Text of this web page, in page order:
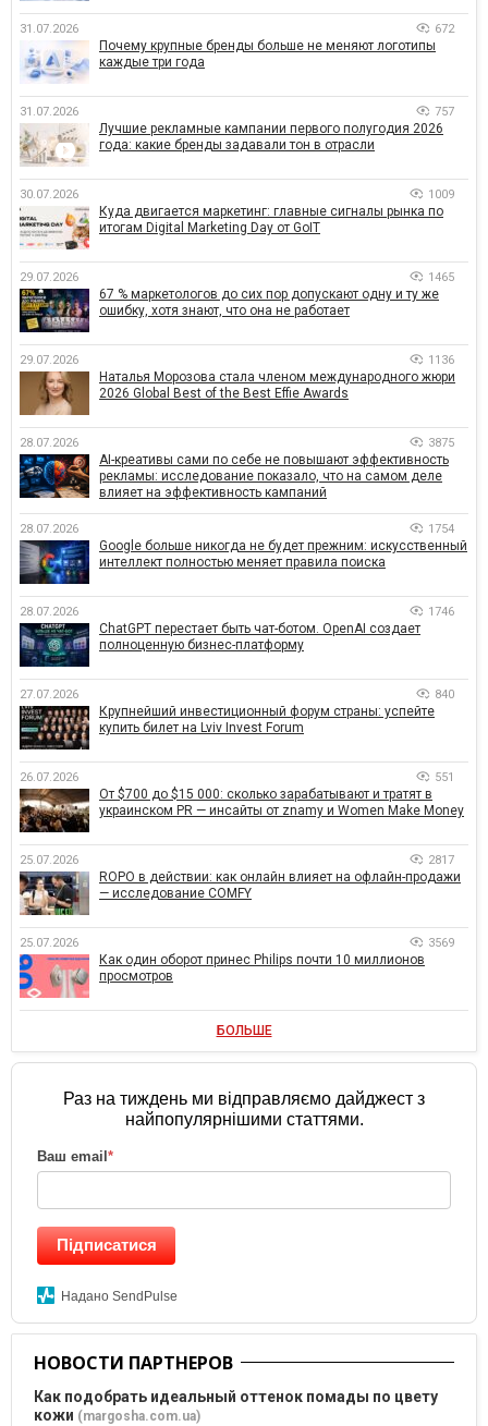
31.07.2026 672
Почему крупные бренды больше не меняют логотипы
каждые три года
31.07.2026 757
Лучшие рекламные кампании первого полугодия 2026
года: какие бренды задавали тон в отрасли
30.07.2026 1009
Куда двигается маркетинг: главные сигналы рынка по
итогам Digital Marketing Day от GoIT
29.07.2026 1465
67 % маркетологов до сих пор допускают одну и ту же
ошибку, хотя знают, что она не работает
29.07.2026 1136
Наталья Морозова стала членом международного жюри
2026 Global Best of the Best Effie Awards
28.07.2026 3875
AI-креативы сами по себе не повышают эффективность
рекламы: исследование показало, что на самом деле
влияет на эффективность кампаний
28.07.2026 1754
Google больше никогда не будет прежним: искусственный
интеллект полностью меняет правила поиска
28.07.2026 1746
ChatGPT перестает быть чат-ботом. OpenAI создает
полноценную бизнес-платформу
27.07.2026 840
Крупнейший инвестиционный форум страны: успейте
купить билет на Lviv Invest Forum
26.07.2026 551
От $700 до $15 000: сколько зарабатывают и тратят в
украинском PR — инсайты от znamy и Women Make Money
25.07.2026 2817
ROPO в действии: как онлайн влияет на офлайн-продажи
— исследование COMFY
25.07.2026 3569
Как один оборот принес Philips почти 10 миллионов
просмотров
БОЛЬШЕ
Раз на тиждень ми відправляємо дайджест з
найпопулярнішими статтями.
Ваш email*
Підписатися
Надано SendPulse
НОВОСТИ ПАРТНЕРОВ
Как подобрать идеальный оттенок помады по цвету
кожи (margosha.com.ua)